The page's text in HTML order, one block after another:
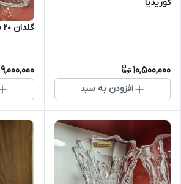
کوریدیا
10,500,000
افزودن به سبد
گلدان ۲۰ سانت ناخمن مدل استرا
9,000,000